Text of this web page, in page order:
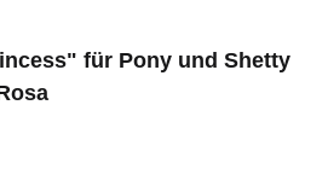
für Pony und Shetty